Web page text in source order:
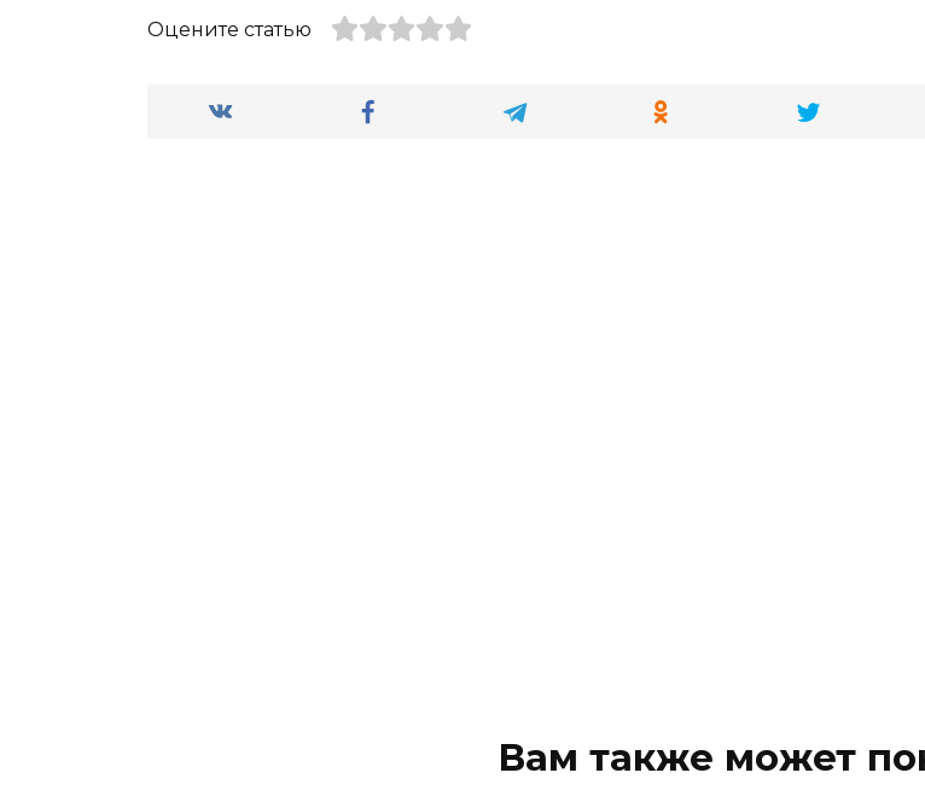
Оцените статью
Вам также может